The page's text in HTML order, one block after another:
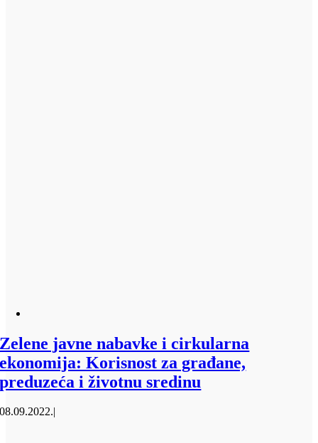
Zelene javne nabavke i cirkularna
ekonomija: Korisnost za građane,
preduzeća i životnu sredinu
08.09.2022.|